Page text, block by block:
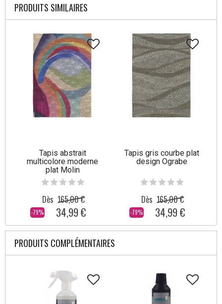
PRODUITS SIMILAIRES
Tapis abstrait
multicolore moderne
plat Molin
-79%
Dès 165,00 €
34,99 €
Tapis gris courbe plat
design Ograbe
-79%
Dès 165,00 €
34,99 €
PRODUITS COMPLÉMENTAIRES